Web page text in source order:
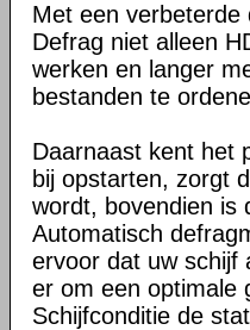
Met een
Defrag niet alleen
werken en langer
bestanden te
Daarnaast kent het
bij opstarten, zorgt
wordt, bovendien is
Automatisch
ervoor dat uw schijf
er om een optimale
Schijfconditie de